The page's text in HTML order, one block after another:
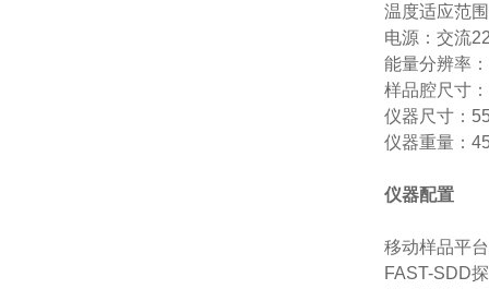
温度适应范
电源：交流
能量分辨率
样品腔尺寸
仪器尺寸：
仪器重量：
仪器配置
移动样品平台
FAST-SDD